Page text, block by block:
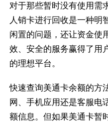
对于那些暂时没有使用需
人销卡进行回收是一种明
闲置的问题，还让资金使
效、安全的服务赢得了用
的理想平台。
快速查询美通卡余额的方
网、手机应用还是客服电
额信息。但如果美通卡暂